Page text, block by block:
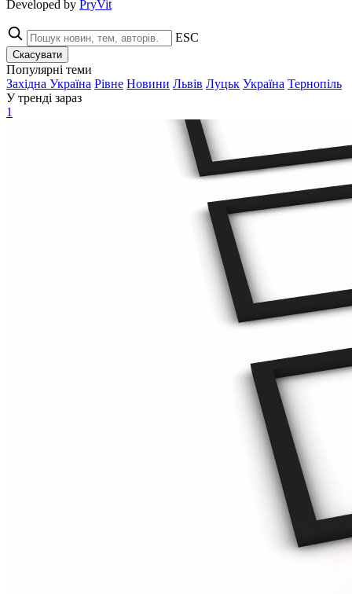
Developed by PryVit
ESC
Скасувати
Популярні теми
Західна Україна Рівне Новини Львів Луцьк Україна Тернопіль
У тренді зараз
1